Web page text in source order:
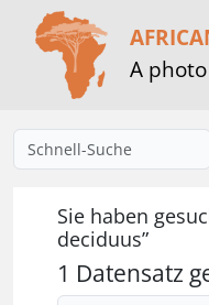
A
Sie haben
deciduus”
1 Datensatz